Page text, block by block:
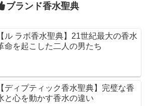
ブランド香水聖典
【ル ラボ香水聖典】21世紀最大の香水
命を起こした二人の男たち
【ディプティック香水聖典】完璧な香
と心を動かす香水の違い